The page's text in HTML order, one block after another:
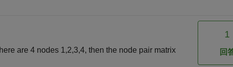
are 4 nodes 1,2,3,4, then the node pair matrix
1
回